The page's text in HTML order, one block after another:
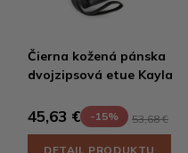
Čierna kožená pánska
dvojzipsová etue Kayla
45,63 € -15% 53,68 €
DETAIL PRODUKTU